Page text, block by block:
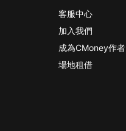
客服中心
加入我們
成為CMoney作者
場地租借